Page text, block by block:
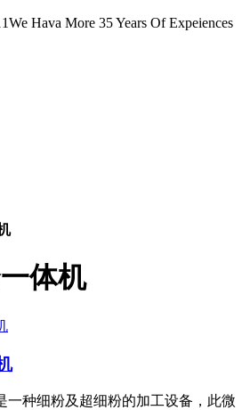
We Hava More 35 Years Of Expeiences
体机
一种细粉及超细粉的加工设备，此微